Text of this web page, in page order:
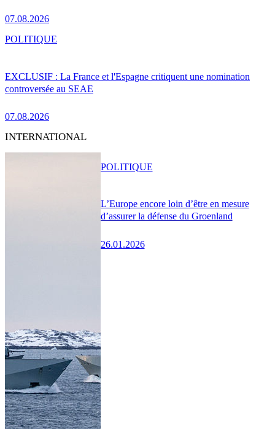
07.08.2026
EXCLUSIF : La France et l'Espagne critiquent une nomination
controversée au SEAE
07.08.2026
POLITIQUE
INTERNATIONAL
L’Europe encore loin d’être en mesure
d’assurer la défense du Groenland
26.01.2026
POLITIQUE